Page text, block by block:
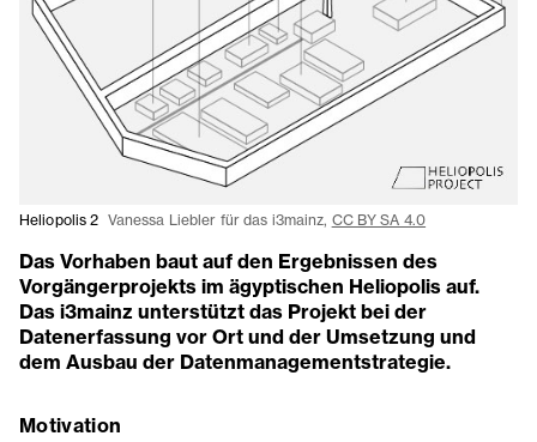
Heliopolis 2 Vanessa Liebler für das i3mainz, CC BY SA 4.0
Das Vorhaben baut auf den Ergebnissen des
Vorgängerprojekts im ägyptischen Heliopolis auf.
Das i3mainz unterstützt das Projekt bei der
Datenerfassung vor Ort und der Umsetzung und
dem Ausbau der Datenmanagementstrategie.
Motivation